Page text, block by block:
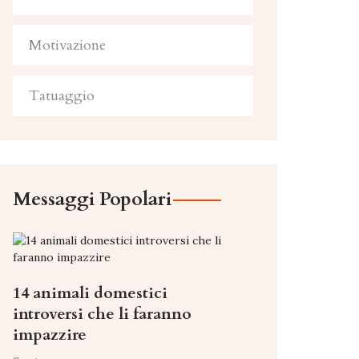
Motivazione
Tatuaggio
Messaggi Popolari
14 animali domestici
introversi che li faranno
impazzire